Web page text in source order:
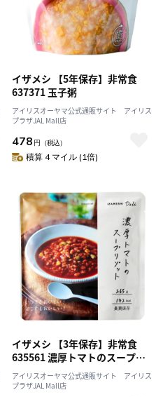
イザメシ 【5年保存】非常食
637371 玉子粥
アイリスオーヤマ公式通販サイト アイリス
プラザJAL Mall店
478 円 （税込）
積算 4 マイル (1倍)
イザメシ 【3年保存】非常食
635561 濃厚トマトのスープリ
ゾット
アイリスオーヤマ公式通販サイト アイリス
プラザJAL Mall店